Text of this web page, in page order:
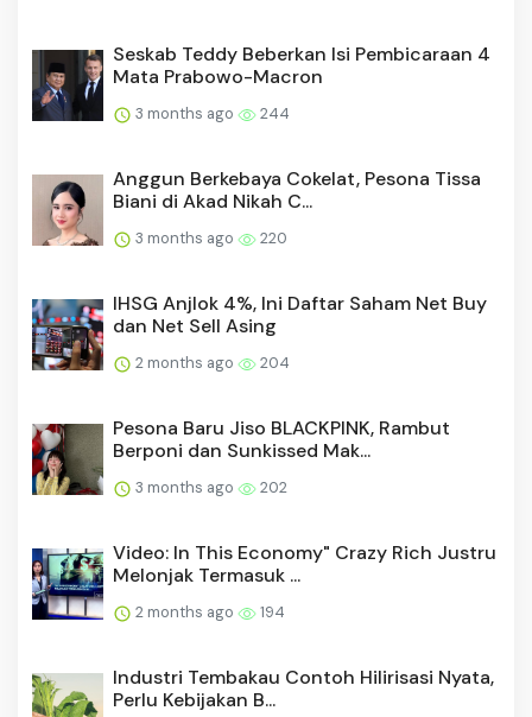
Seskab Teddy Beberkan Isi Pembicaraan 4
Mata Prabowo-Macron
3 months ago 244
Anggun Berkebaya Cokelat, Pesona Tissa
Biani di Akad Nikah C...
3 months ago 220
IHSG Anjlok 4%, Ini Daftar Saham Net Buy
dan Net Sell Asing
2 months ago 204
Pesona Baru Jiso BLACKPINK, Rambut
Berponi dan Sunkissed Mak...
3 months ago 202
Video: In This Economy" Crazy Rich Justru
Melonjak Termasuk ...
2 months ago 194
Industri Tembakau Contoh Hilirisasi Nyata,
Perlu Kebijakan B...